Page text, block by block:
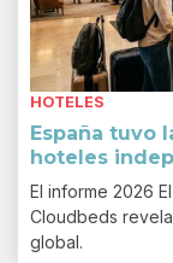
HOTELES
España tuvo
hoteles
El informe 2026
Cloudbeds
global.